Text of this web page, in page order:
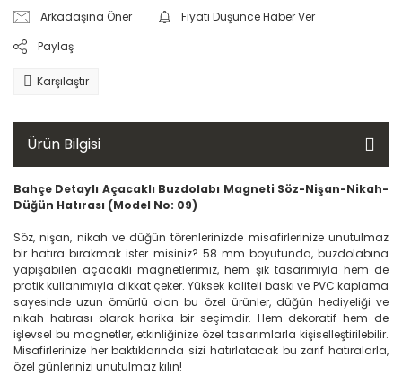
Arkadaşına Öner
Fiyatı Düşünce Haber Ver
Paylaş
Karşılaştır
Ürün Bilgisi
Bahçe Detaylı Açacaklı Buzdolabı Magneti Söz-Nişan-Nikah-
Düğün Hatırası (Model No: 09)
Söz, nişan, nikah ve düğün törenlerinizde misafirlerinize unutulmaz
bir hatıra bırakmak ister misiniz? 58 mm boyutunda, buzdolabına
yapışabilen açacaklı magnetlerimiz, hem şık tasarımıyla hem de
pratik kullanımıyla dikkat çeker. Yüksek kaliteli baskı ve PVC kaplama
sayesinde uzun ömürlü olan bu özel ürünler, düğün hediyeliği ve
nikah hatırası olarak harika bir seçimdir. Hem dekoratif hem de
işlevsel bu magnetler, etkinliğinize özel tasarımlarla kişiselleştirilebilir.
Misafirlerinize her baktıklarında sizi hatırlatacak bu zarif hatıralarla,
özel günlerinizi unutulmaz kılın!